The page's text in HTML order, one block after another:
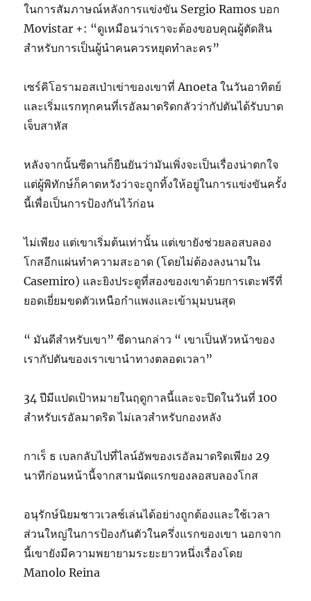
ในการสัมภาษณ์หลังการแข่งขัน Sergio Ramos บอก
Movistar +: “ดูเหมือนว่าเราจะต้องขอบคุณผู้ตัดสิน
สำหรับการเป็นผู้นำคนควรหยุดทำละคร”
เซร์คิโอรามอสเป่าเข่าของเขาที่ Anoeta ในวันอาทิตย์
และเริ่มแรกทุกคนที่เรอัลมาดริดกลัวว่ากัปตันได้รับบาด
เจ็บสาหัส
หลังจากนั้นซีดานก็ยืนยันว่ามันเพิ่งจะเป็นเรื่องน่าตกใจ
แต่ผู้พิทักษ์ก็คาดหวังว่าจะถูกทิ้งให้อยู่ในการแข่งขันครั้ง
นี้เพื่อเป็นการป้องกันไว้ก่อน
ไม่เพียง แต่เขาเริ่มต้นเท่านั้น แต่เขายังช่วยลอสบลอง
โกสอีกแผ่นทำความสะอาด (โดยไม่ต้องลงนามใน
Casemiro) และยิงประตูที่สองของเขาด้วยการเตะฟรีที่
ยอดเยี่ยมขดตัวเหนือกำแพงและเข้ามุมบนสุด
“ มันดีสำหรับเขา” ซีดานกล่าว “ เขาเป็นหัวหน้าของ
เรากัปตันของเราเขานำทางตลอดเวลา”
34 ปีมีแปดเป้าหมายในฤดูกาลนี้และจะปิดในวันที่ 100
สำหรับเรอัลมาดริด ไม่เลวสำหรับกองหลัง
กาเร็ ธ เบลกลับไปที่ไลน์อัพของเรอัลมาดริดเพียง 29
นาทีก่อนหน้านี้จากสามนัดแรกของลอสบลองโกส
อนุรักษ์นิยมชาวเวลช์เล่นได้อย่างถูกต้องและใช้เวลา
ส่วนใหญ่ในการป้องกันตัวในครึ่งแรกของเขา นอกจาก
นี้เขายังมีความพยายามระยะยาวหนึ่งเรื่องโดย
Manolo Reina